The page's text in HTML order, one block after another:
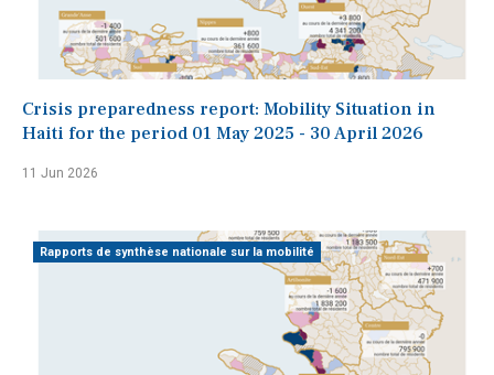
Crisis preparedness report: Mobility Situation in
Haiti for the period 01 May 2025 - 30 April 2026
11 Jun 2026
Rapports de synthèse nationale sur la mobilité